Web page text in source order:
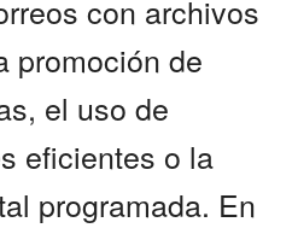
con archivos
promoción de
el uso de
eficientes o la
programada. En